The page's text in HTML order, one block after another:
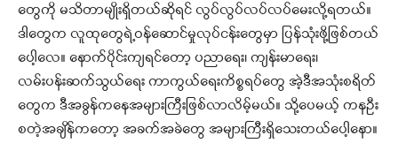
တွေကို မသိတာမျိုးရှိတယ်ဆိုရင် လွပ်လွပ်လပ်လပ်မေးလို့ရတယ်။
ဒါတွေက လူထုတွေရဲ့ဝန်ဆောင်မှုလုပ်ငန်းတွေမှာ ပြန်သုံးဖို့ဖြစ်တယ်
ပေါ့လေ။ နောက်ပိုင်းကျရင်တော့ ပညာရေး၊ ကျန်းမာရေး၊
လမ်းပန်းဆက်သွယ်ရေး ကာကွယ်ရေးကိစ္စရပ်တွေ အဲ့ဒီအသုံးစရိတ်
တွေက ဒီအခွန်ကနေအများကြီးဖြစ်လာလိမ့်မယ်။ သို့ပေမယ့် ကနဦး
စတဲ့အချိန်ကတော့ အခက်အခဲတွေ အများကြီးရှိသေးတယ်ပေါ့နော။